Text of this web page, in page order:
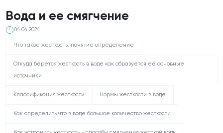
Вода и ее смягчение
04.04.2024
Что такое жесткость: понятие определение
Откуда берется жесткость в воде как образуется её основные
источники
Классификация жесткости Нормы жесткости в воде
Как определить что в воде большое количество жесткости